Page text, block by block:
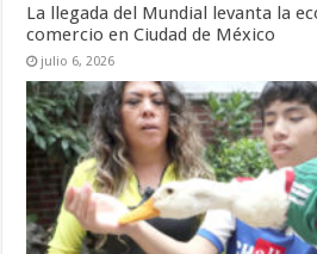
La llegada del Mundial levanta la
comercio en Ciudad de México
julio 6, 2026